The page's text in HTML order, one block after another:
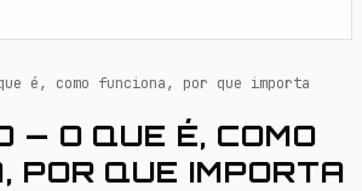
que é, como funciona, por que importa
— O QUE É, COMO
POR QUE IMPORTA